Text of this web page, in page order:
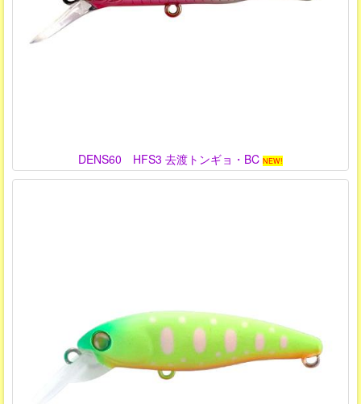
DENS60 HFS3 去渡トンギョ・BC NEW!